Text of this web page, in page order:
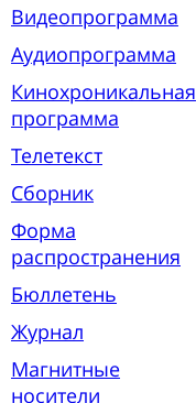
Видеопрограмма
Аудиопрограмма
Кинохроникальная
программа
Телетекст
Сборник
Форма
распространения
Бюллетень
Журнал
Магнитные
носители